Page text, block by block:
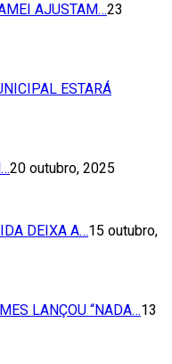
AJUSTAM…23
ESTARÁ
20 outubro, 2025
DEIXA A…15 outubro,
LANÇOU “NADA…13